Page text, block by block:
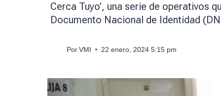
Cerca Tuyo’, una serie de operativos
Documento Nacional de Identidad
Por VMI 22 enero, 2024 5:15 pm